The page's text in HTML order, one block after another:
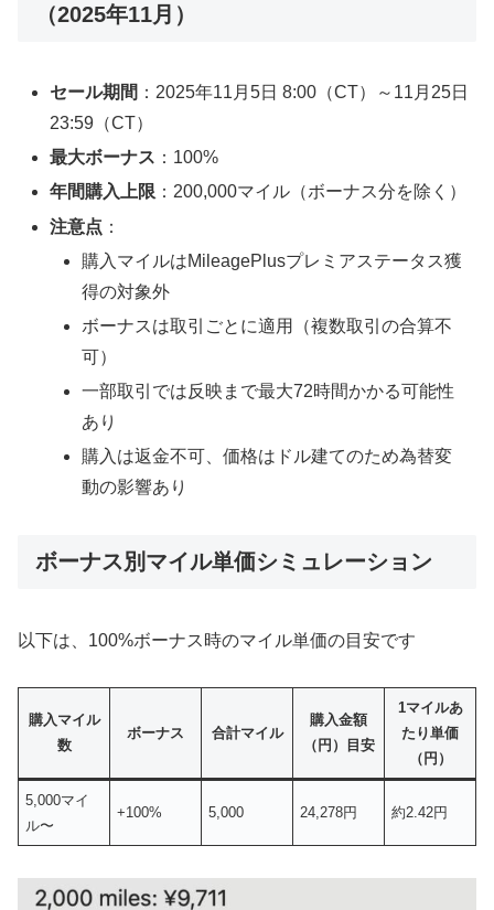
（2025年11月）
セール期間 ：2025年11月5日 8:00（CT）～11月25日
23:59（CT）
最大ボーナス ：100%
年間購入上限 ：200,000マイル（ボーナス分を除く）
注意点 ：
購入マイルはMileagePlusプレミアステータス獲
得の対象外
ボーナスは取引ごとに適用（複数取引の合算不
可）
一部取引では反映まで最大72時間かかる可能性
あり
購入は返金不可、価格はドル建てのため為替変
動の影響あり
ボーナス別マイル単価シミュレーション
以下は、100%ボーナス時のマイル単価の目安です
購入マイル
数
ボーナス 合計マイル
購入金額
（円）目安
1マイルあ
たり単価
（円）
5,000マイ
ル〜
+100% 5,000 24,278円 約2.42円